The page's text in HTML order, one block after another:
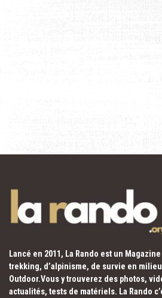
Lancé en 2011, La Rando est un
trekking, d’alpinisme, de survie en
Outdoor.Vous y trouverez des photos,
actualités, tests de matériels. La Rando